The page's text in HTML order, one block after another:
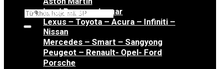
Tìm Land Rover – Jaguar
Lexus – Toyota – Acura – Infiniti –
Nissan
Mercedes – Smart – Sangyong
Peugeot – Renault- Opel- Ford
Porsche